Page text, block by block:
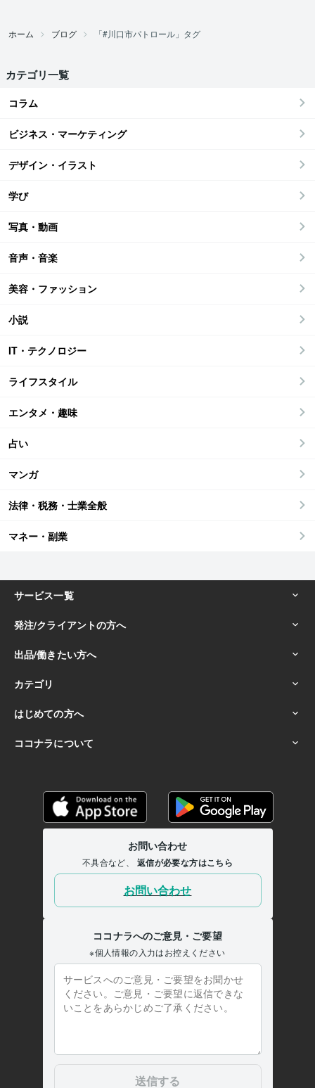
ホーム ブログ 「#川口市パトロール」タグ
カテゴリ一覧
コラム
ビジネス・マーケティング
デザイン・イラスト
学び
写真・動画
音声・音楽
美容・ファッション
小説
IT・テクノロジー
ライフスタイル
エンタメ・趣味
占い
マンガ
法律・税務・士業全般
マネー・副業